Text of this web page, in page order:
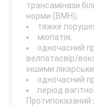
трансамінази
норми (ВМН);
тяжке
міопатія;
одночасний
велпатасвір/
іншими
одночасний
період
Протипоказаний